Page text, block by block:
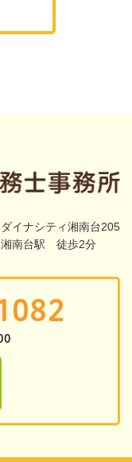
イナシティ湘南台205
南台駅 徒歩2分